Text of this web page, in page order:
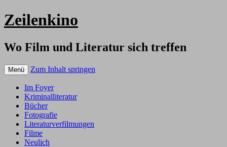
Zeilenkino
Wo Film und Literatur sich treffen
Menü Zum Inhalt springen
Im Foyer
Kriminalliteratur
Bücher
Fotografie
Literaturverfilmungen
Filme
Neulich